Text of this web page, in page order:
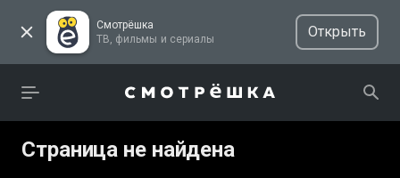
Смотрёшка
ТВ, фильмы и сериалы
Открыть
Страница не найдена